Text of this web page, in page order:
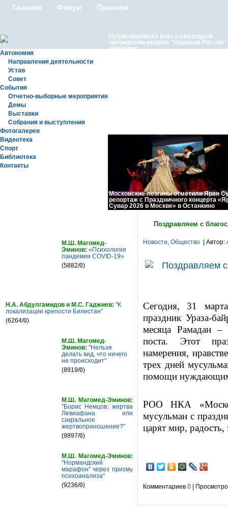
Главная Форум Правила
Автономия
Направления деятельности
Устав
Совет
События
Отчетно-выборные мероприятия
Демы
Выставки
Собрания и выступления
Фотогалерея
Видеотека
Спорт
Библиотека
Контакты
Путин подписал указ о ежегодном
проведении недели "Народов России"
ежегодно
Московские лезгины отметили Яран
репортаж с Праздничного концерта
Сувар 2026 в Москве» в Останкино
Поздравляем с
Новости, Общество | Автор:
Сегодня, 31
праздник Ураза-
месяца Рамадан –
поста. Этот
намерения,
трех дней
помощи
РОО НКА
мусульман с
царят мир, радость,
Комментариев 0 |
М.Ш. Магомед-
Эминов: «Психология
пандемии COVID-19»
(5882/0)
Н.А. Абдулгамидов и М.С. Гаджиев: "К
локализации крепости Билистан"
(6264/0)
М.Ш. Магомед-
Эминов: "Нельзя
делать вид, что ничего
не происходит"
(8919/0)
М.Ш. Магомед-Эминов:
"Борис Немцов: жертва
Левиафана или
сакральное
жертвоприношение?"
(9897/0)
М.Ш. Магомед-Эминов:
"Нормандский
марафон" через призму
психоанализа"
(9236/0)